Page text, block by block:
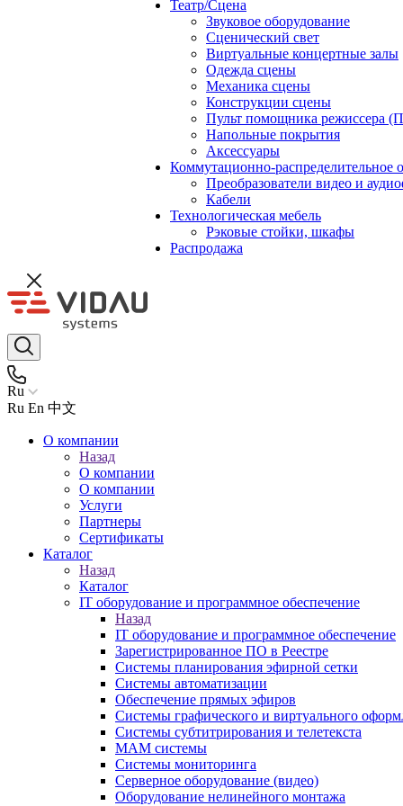
Театр/Сцена
Звуковое оборудование
Сценический свет
Виртуальные концертные залы
Одежда сцены
Механика сцены
Конструкции сцены
Пульт помощника режиссера
Напольные покрытия
Аксессуары
Коммутационно-распределительное
Преобразователи видео и
Кабели
Технологическая мебель
Рэковые стойки, шкафы
Распродажа
Ru
Ru En 中文
О компании
Назад
О компании
О компании
Услуги
Партнеры
Сертификаты
Каталог
Назад
Каталог
IT оборудование и программное обеспечение
Назад
IT оборудование и программное обеспечение
Зарегистрированное ПО в Реестре
Системы планирования эфирной сетки
Системы автоматизации
Обеспечение прямых эфиров
Системы графического и виртуального
Системы субтитрирования и телетекста
MAM системы
Системы мониторинга
Серверное оборудование (видео)
Оборудование нелинейного монтажа